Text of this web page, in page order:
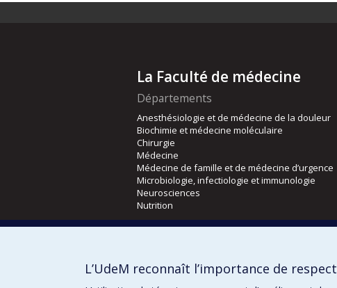
La Faculté de médecine
Départements
Anesthésiologie et de médecine de la douleur
Biochimie et médecine moléculaire
Chirurgie
Médecine
Médecine de famille et de médecine d’urgence
Microbiologie, infectiologie et immunologie
Neurosciences
Nutrition
Orthophonie et audiologie
L’UdeM reconnaît l’importance de